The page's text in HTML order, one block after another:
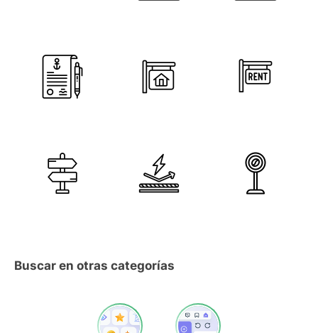
Buscar en otras categorías